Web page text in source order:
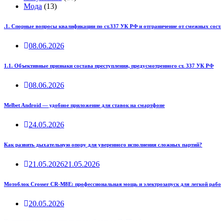
Мода (13)
.1. Спорные вопросы квалификации по ст.337 УК РФ и отграничение от смежных
08.06.2026
1.1. Объективные признаки состава преступления, предусмотренного ст. 337 УК РФ
08.06.2026
Melbet Android — удобное приложение для ставок на смартфоне
24.05.2026
Как развить дыхательную опору для уверенного исполнения сложных партий?
21.05.202621.05.2026
Мотоблок Crosser CR-M8E: профессиональная мощь и электрозапуск для легкой
20.05.2026